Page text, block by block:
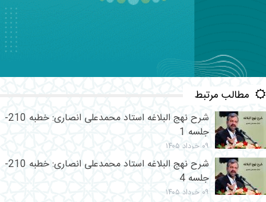
مطالب مرتبط
شرح نهج البلاغه استاد محمدعلی انصاری: خطبه 210-
جلسه 1
۰۹ خرداد ۱۴۰۵
شرح نهج البلاغه استاد محمدعلی انصاری: خطبه 210-
جلسه 4
۰۹ خرداد ۱۴۰۵